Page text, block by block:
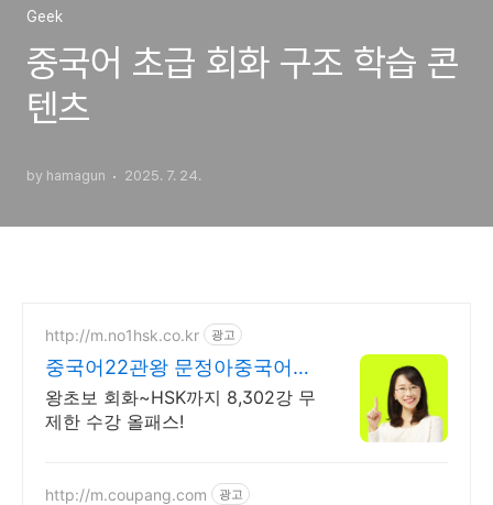
Geek
중국어 초급 회화 구조 학습 콘
텐츠
by hamagun 2025. 7. 24.
http://m.no1hsk.co.kr 광고
중국어22관왕 문정아중국어
브랜드파워 3년연속 대상수상
왕초보 회화~HSK까지 8,302강 무
제한 수강 올패스!
http://m.coupang.com 광고